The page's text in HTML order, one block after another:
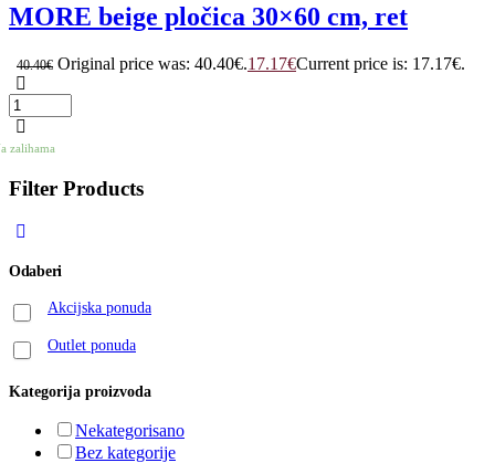
MORE beige pločica 30×60 cm, ret
40.40€ Original price was: 40.40€.17.17€Current price is: 17.17€.
zalihama
Filter Products
Odaberi
Akcijska ponuda
Outlet ponuda
Kategorija proizvoda
Nekategorisano
Bez kategorije